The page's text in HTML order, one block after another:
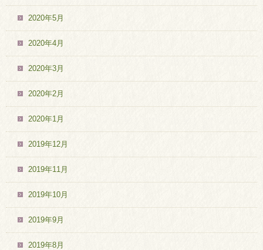
2020年5月
2020年4月
2020年3月
2020年2月
2020年1月
2019年12月
2019年11月
2019年10月
2019年9月
2019年8月